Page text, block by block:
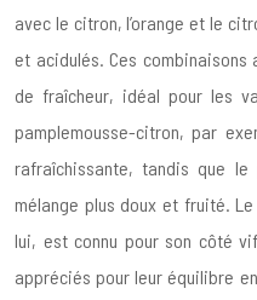
avec le citron, l’orange et le
et acidulés. Ces
de fraîcheur, idéal pour les
pamplemousse-citron, par
rafraîchissante, tandis que le
mélange plus doux et fruité.
lui, est connu pour son côté
appréciés pour leur équilibre